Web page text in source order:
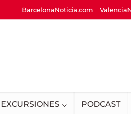
BarcelonaNoticia.com
EXCURSIONES PODCAST